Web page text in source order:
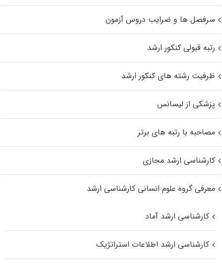
سرفصل ها و ضرایب دروس آزمون
رتبه قبولی کنکور ارشد
ظرفیت رشته های کنکور ارشد
پزشکی از لیسانس
مصاحبه با رتبه های برتر
کارشناسی ارشد مجازی
معرفی گروه علوم انسانی کارشناسی ارشد
کارشناسی ارشد آماد
کارشناسی ارشد اطلاعات استراتژیک